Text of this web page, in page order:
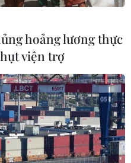
hoảng lương thực
viện trợ